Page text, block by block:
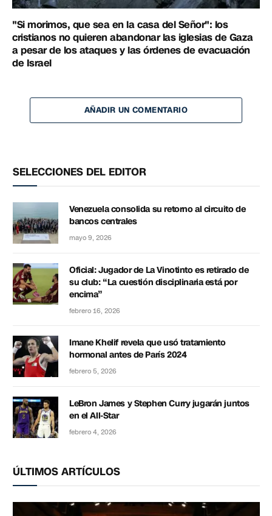
"Si morimos, que sea en la casa del Señor": los
cristianos no quieren abandonar las iglesias de Gaza
a pesar de los ataques y las órdenes de evacuación
de Israel
AÑADIR UN COMENTARIO
SELECCIONES DEL EDITOR
Venezuela consolida su retorno al circuito de
bancos centrales
mayo 9, 2026
Oficial: Jugador de La Vinotinto es retirado de
su club: “La cuestión disciplinaria está por
encima”
febrero 16, 2026
Imane Khelif revela que usó tratamiento
hormonal antes de París 2024
febrero 5, 2026
LeBron James y Stephen Curry jugarán juntos
en el All-Star
febrero 4, 2026
ÚLTIMOS ARTÍCULOS